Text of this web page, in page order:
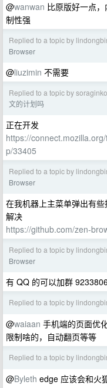
@wanwan 比原版好一点
制性强
Replied to a topic by
Browser
@liuzimin 不需要
Replied to a topic by soraginko
文的计划吗
正在开发
https://
p/33405
Replied to a topic by
Browser
在我机器上主菜单弹出有
解决
https://github.com/zen-
Replied to a topic by
Browser
有 QQ 的可以加群
Replied to a topic by
@waiaan 手机端的页面优
限制啥的，自动翻页等等
Replied to a topic by
@Byleth edge 应该会和火